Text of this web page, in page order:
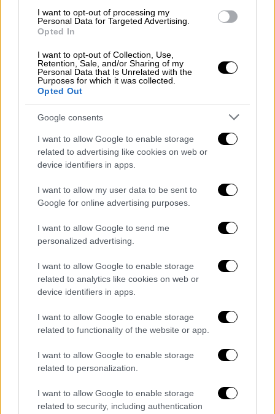
I want to opt-out of processing my
Personal Data for Targeted Advertising.
Opted In
I want to opt-out of Collection, Use,
Retention, Sale, and/or Sharing of my
Personal Data that Is Unrelated with the
Purposes for which it was collected.
Opted Out
Google consents
I want to allow Google to enable storage
related to advertising like cookies on web or
device identifiers in apps.
I want to allow my user data to be sent to
Google for online advertising purposes.
I want to allow Google to send me
personalized advertising.
I want to allow Google to enable storage
related to analytics like cookies on web or
device identifiers in apps.
I want to allow Google to enable storage
related to functionality of the website or app.
I want to allow Google to enable storage
related to personalization.
I want to allow Google to enable storage
related to security, including authentication
Πολιτική|14.04.2021 16:49
ΣΥΡΙΖΑ: Ο Κοντονής αχθοφόρος
πολιτικών και επιχειρηματικών
συμφερόντων
«Ανοησίες» χαρακτηρίζει η Κουμουνδούρου
Κοντονής